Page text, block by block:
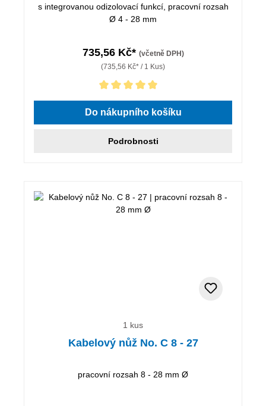
s integrovanou odizolovací funkcí, pracovní rozsah
Ø 4 - 28 mm
735,56 Kč* (včetně DPH)
(735,56 Kč* / 1 Kus)
Průměrné hodnocení 5 z 5 hvězd
Do nákupního košíku
Podrobnosti
1 kus
Kabelový nůž No. C 8 - 27
pracovní rozsah 8 - 28 mm Ø